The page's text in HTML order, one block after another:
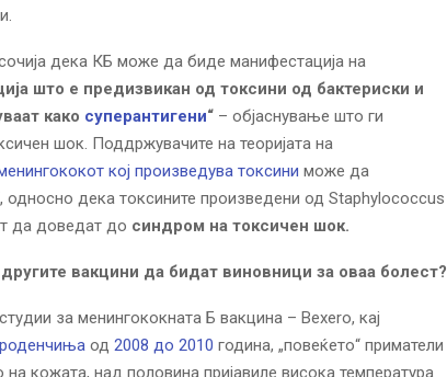
дека КБ може да биде манифестација на
што е предизвикан од токсини од бактериски и
како суперантигени“ – објаснување што ги
шок. Поддржувачите на теоријата на
кој произведува токсини може да
односно дека токсините произведени од Staphylococcus
да доведат до синдром на токсичен шок.
вакцини да бидат виновници за оваа болест?
за менингококната Б вакцина – Bexero, кај
од 2008 до 2010 година, „повеќето“ приматели
кожата, над половина пријавиле висока температура